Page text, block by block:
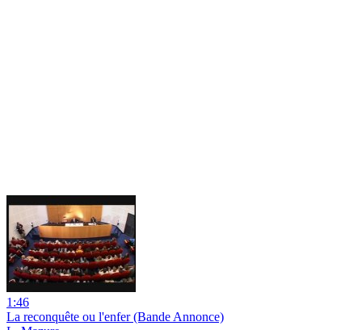
1:46
La reconquête ou l'enfer (Bande Annonce)